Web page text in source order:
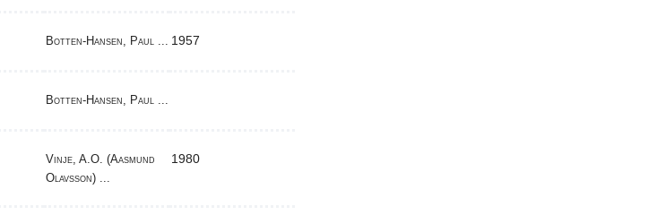
Botten-Hansen, Paul ... 1957
Botten-Hansen, Paul ...
Vinje, A.O. (Aasmund
Olavsson) ...
1980